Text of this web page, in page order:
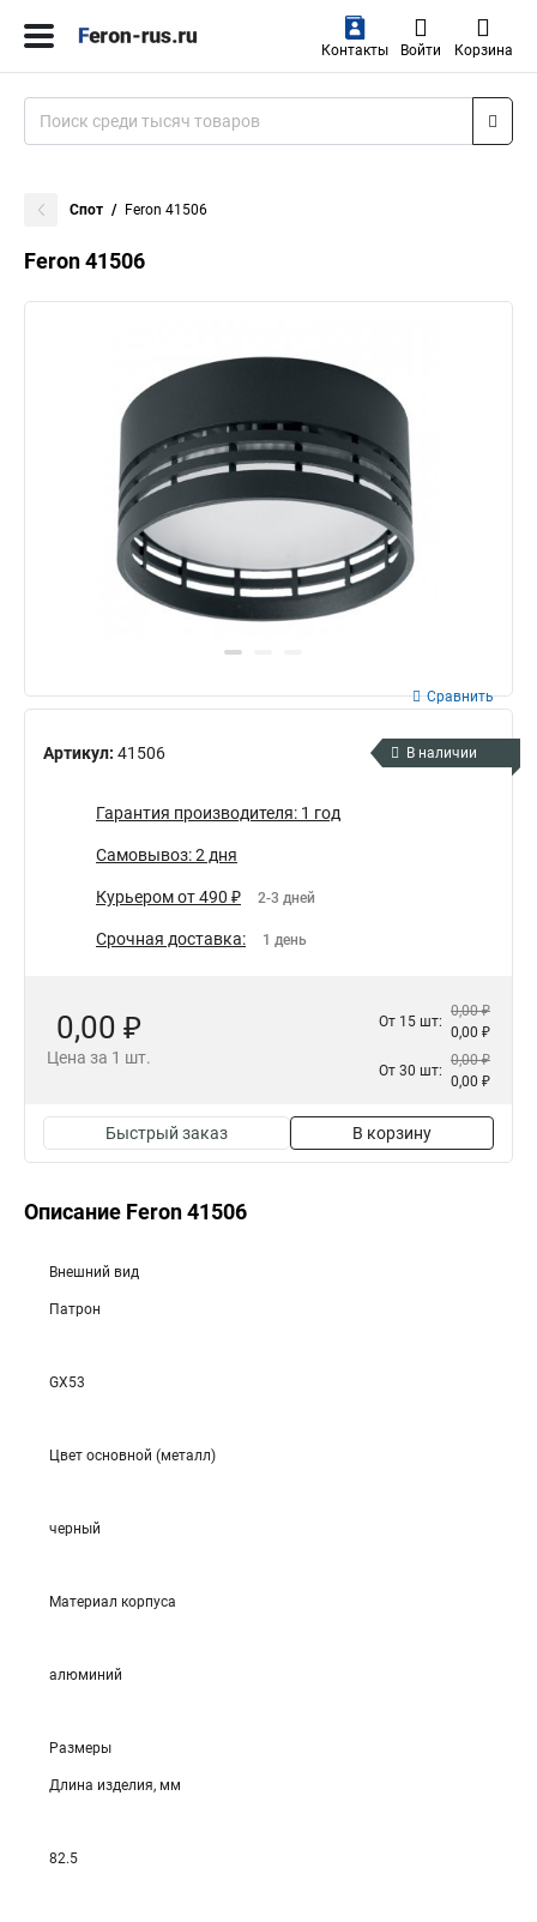
Контакты Войти Корзина
Спот Feron 41506
Feron 41506
Артикул: 41506
Сравнить
В наличии
Гарантия производителя: 1 год
Самовывоз: 2 дня
Курьером от 490 ₽ 2-3 дней
Срочная доставка: 1 день
0,00 ₽
Цена за 1 шт.
От 15 шт:
0,00 ₽
0,00 ₽
От 30 шт:
0,00 ₽
0,00 ₽
Быстрый заказ В корзину
Описание Feron 41506
Внешний вид
Патрон
GX53
Цвет основной (металл)
черный
Материал корпуса
алюминий
Размеры
Длина изделия, мм
82.5